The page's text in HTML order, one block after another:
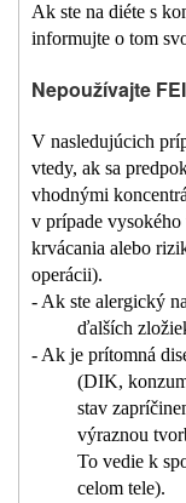
Ak ste na diéte s
informujte o tom
Nepoužívajte
V nasledujúcich
vtedy, ak sa
vhodnými
v prípade
krvácania alebo
operácii).
- Ak ste alergický
ďalších
- Ak je prítomná
(DIK,
stav
výraznou
To vedie k
celom tele).